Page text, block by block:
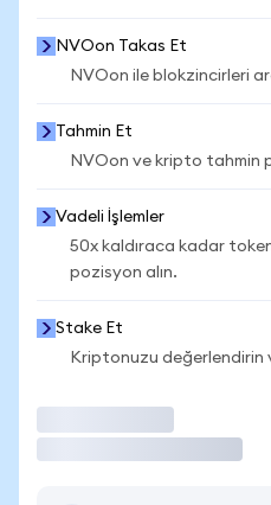
NVOon Takas Et
NVOon ile blokzincirleri
Tahmin Et
NVOon ve kripto tahmin
Vadeli İşlemler
50x kaldıraca kadar
pozisyon alın.
Stake Et
Kriptonuzu değerlendirin